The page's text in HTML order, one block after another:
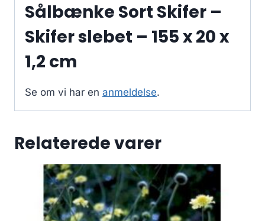
Sålbænke Sort Skifer –
Skifer slebet – 155 x 20 x
1,2 cm
Se om vi har en anmeldelse.
Relaterede varer